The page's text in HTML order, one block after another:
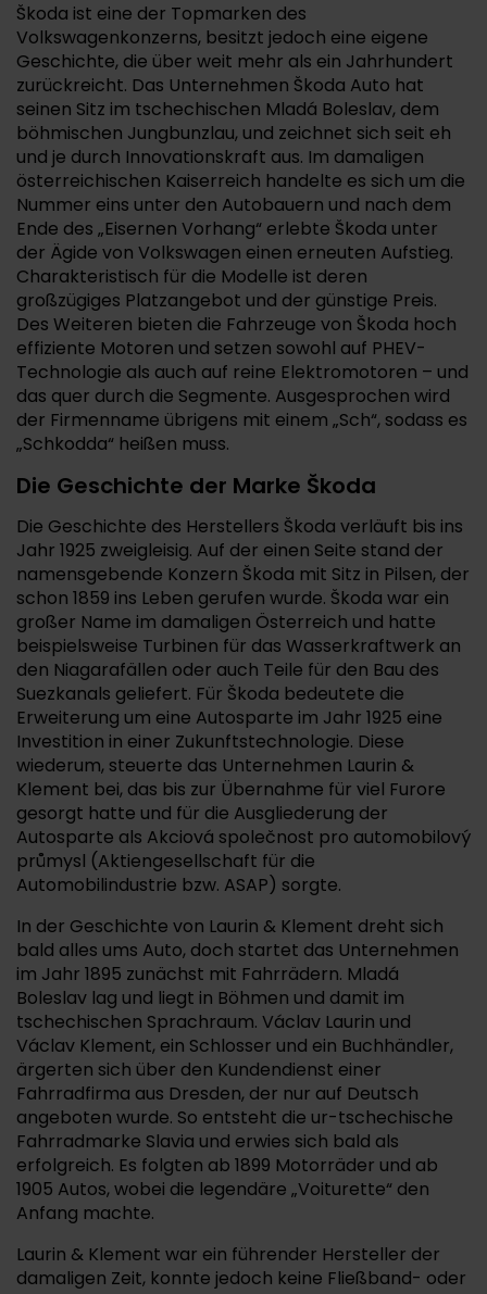
Škoda ist eine der Topmarken des
Volkswagenkonzerns, besitzt jedoch eine eigene
Geschichte, die über weit mehr als ein Jahrhundert
zurückreicht. Das Unternehmen Škoda Auto hat
seinen Sitz im tschechischen Mladá Boleslav, dem
böhmischen Jungbunzlau, und zeichnet sich seit eh
und je durch Innovationskraft aus. Im damaligen
österreichischen Kaiserreich handelte es sich um die
Nummer eins unter den Autobauern und nach dem
Ende des „Eisernen Vorhang“ erlebte Škoda unter
der Ägide von Volkswagen einen erneuten Aufstieg.
Charakteristisch für die Modelle ist deren
großzügiges Platzangebot und der günstige Preis.
Des Weiteren bieten die Fahrzeuge von Škoda hoch
effiziente Motoren und setzen sowohl auf PHEV-
Technologie als auch auf reine Elektromotoren – und
das quer durch die Segmente. Ausgesprochen wird
der Firmenname übrigens mit einem „Sch“, sodass es
„Schkodda“ heißen muss.
Die Geschichte der Marke Škoda
Die Geschichte des Herstellers Škoda verläuft bis ins
Jahr 1925 zweigleisig. Auf der einen Seite stand der
namensgebende Konzern Škoda mit Sitz in Pilsen, der
schon 1859 ins Leben gerufen wurde. Škoda war ein
großer Name im damaligen Österreich und hatte
beispielsweise Turbinen für das Wasserkraftwerk an
den Niagarafällen oder auch Teile für den Bau des
Suezkanals geliefert. Für Škoda bedeutete die
Erweiterung um eine Autosparte im Jahr 1925 eine
Investition in einer Zukunftstechnologie. Diese
wiederum, steuerte das Unternehmen Laurin &
Klement bei, das bis zur Übernahme für viel Furore
gesorgt hatte und für die Ausgliederung der
Autosparte als Akciová společnost pro automobilový
průmysl (Aktiengesellschaft für die
Automobilindustrie bzw. ASAP) sorgte.
In der Geschichte von Laurin & Klement dreht sich
bald alles ums Auto, doch startet das Unternehmen
im Jahr 1895 zunächst mit Fahrrädern. Mladá
Boleslav lag und liegt in Böhmen und damit im
tschechischen Sprachraum. Václav Laurin und
Václav Klement, ein Schlosser und ein Buchhändler,
ärgerten sich über den Kundendienst einer
Fahrradfirma aus Dresden, der nur auf Deutsch
angeboten wurde. So entsteht die ur-tschechische
Fahrradmarke Slavia und erwies sich bald als
erfolgreich. Es folgten ab 1899 Motorräder und ab
1905 Autos, wobei die legendäre „Voiturette“ den
Anfang machte.
Laurin & Klement war ein führender Hersteller der
damaligen Zeit, konnte jedoch keine Fließband- oder